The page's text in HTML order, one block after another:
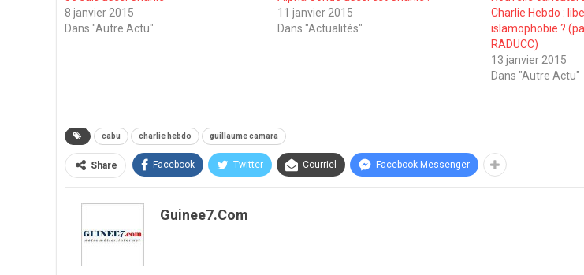
8 janvier 2015
Dans "Autre Actu"
11 janvier 2015
Dans "Actualités"
Charlie Hebdo :
islamophobie ?
RADUCC)
13 janvier 2015
Dans "Autre Actu"
cabu charlie hebdo guillaume camara
Share Facebook Twitter Courriel Facebook Messenger
Guinee7.com